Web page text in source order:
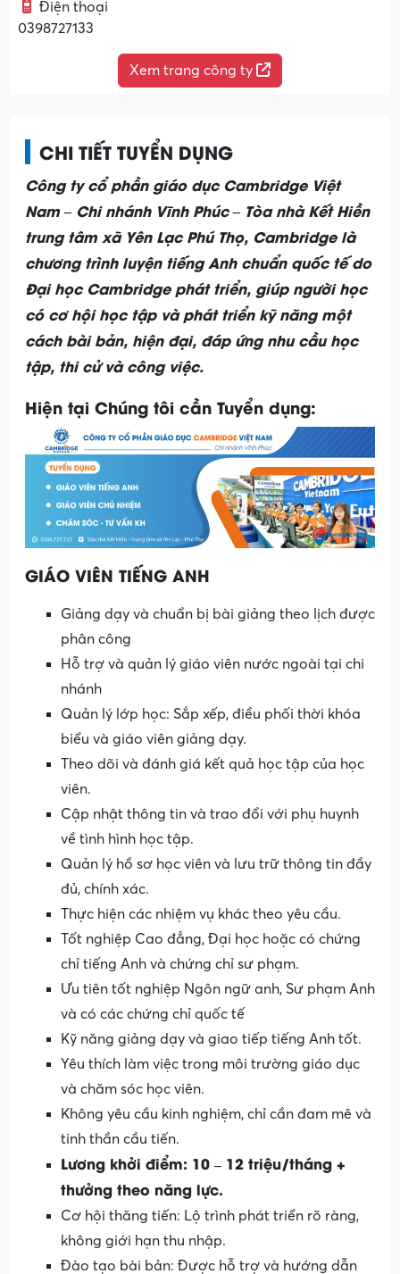
Điện thoại
0398727133
Xem trang công ty
CHI TIẾT TUYỂN DỤNG
Công ty cổ phần giáo dục Cambridge Việt
Nam – Chi nhánh Vĩnh Phúc – Tòa nhà Kết Hiền
trung tâm xã Yên Lạc Phú Thọ, Cambridgelà
chương trình luyện tiếng Anh chuẩn quốc tế do
Đại học Cambridge phát triển, giúp người học
có cơ hội học tập và phát triển kỹ năng một
cách bài bản, hiện đại, đáp ứng nhu cầu học
tập, thi cử và công việc.
Hiện tại Chúng tôi cần Tuyển dụng:
GIÁO VIÊN TIẾNG ANH
Giảng dạy và chuẩn bị bài giảng theo lịch được
phân công
Hỗ trợ và quản lý giáo viên nước ngoài tại chi
nhánh
Quản lý lớp học: Sắp xếp, điều phối thời khóa
biểu và giáo viên giảng dạy.
Theo dõi và đánh giá kết quả học tập của học
viên.
Cập nhật thông tin và trao đổi với phụ huynh
về tình hình học tập.
Quản lý hồ sơ học viên và lưu trữ thông tin đầy
đủ, chính xác.
Thực hiện các nhiệm vụ khác theo yêu cầu.
Tốt nghiệp Cao đẳng, Đại học hoặc có chứng
chỉ tiếng Anh và chứng chỉ sư phạm.
Ưu tiên tốt nghiệp Ngôn ngữ anh, Sư phạm Anh
và có các chứng chỉ quốc tế
Kỹ năng giảng dạy và giao tiếp tiếng Anh tốt.
Yêu thích làm việc trong môi trường giáo dục
và chăm sóc học viên.
Không yêu cầu kinh nghiệm, chỉ cần đam mê và
tinh thần cầu tiến.
Lương khởi điểm: 10 – 12 triệu/tháng +
thưởng theo năng lực.
Cơ hội thăng tiến: Lộ trình phát triển rõ ràng,
không giới hạn thu nhập.
Đào tạo bài bản: Được hỗ trợ và hướng dẫn